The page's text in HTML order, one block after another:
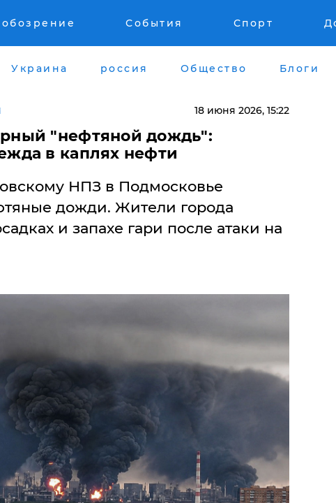
События Спорт
Украина россия Общество Блоги
18 июня 2026, 15:22
"нефтяной дождь":
в каплях нефти
НПЗ в Подмосковье
дожди. Жители города
и запахе гари после атаки на